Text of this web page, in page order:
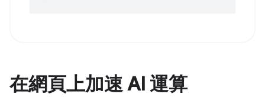
在網頁上加速 AI 運算